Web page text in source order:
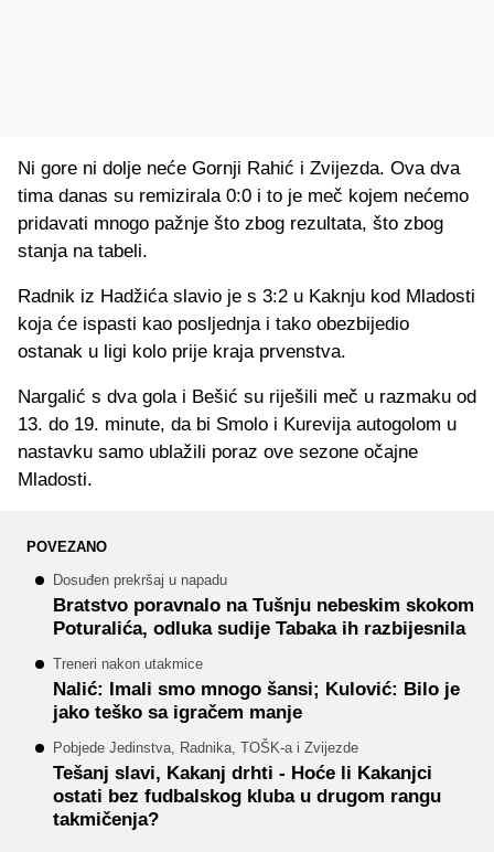
Ni gore ni dolje neće Gornji Rahić i Zvijezda. Ova dva
tima danas su remizirala 0:0 i to je meč kojem nećemo
pridavati mnogo pažnje što zbog rezultata, što zbog
stanja na tabeli.
Radnik iz Hadžića slavio je s 3:2 u Kaknju kod Mladosti
koja će ispasti kao posljednja i tako obezbijedio
ostanak u ligi kolo prije kraja prvenstva.
Nargalić s dva gola i Bešić su riješili meč u razmaku od
13. do 19. minute, da bi Smolo i Kurevija autogolom u
nastavku samo ublažili poraz ove sezone očajne
Mladosti.
POVEZANO
Dosuđen prekršaj u napadu
Bratstvo poravnalo na Tušnju nebeskim skokom
Poturalića, odluka sudije Tabaka ih razbijesnila
Treneri nakon utakmice
Nalić: Imali smo mnogo šansi; Kulović: Bilo je
jako teško sa igračem manje
Pobjede Jedinstva, Radnika, TOŠK-a i Zvijezde
Tešanj slavi, Kakanj drhti - Hoće li Kakanjci
ostati bez fudbalskog kluba u drugom rangu
takmičenja?